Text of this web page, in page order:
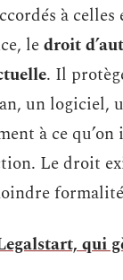
à
ledroit
. Il
un logiciel,
à ce
Le droit
qui